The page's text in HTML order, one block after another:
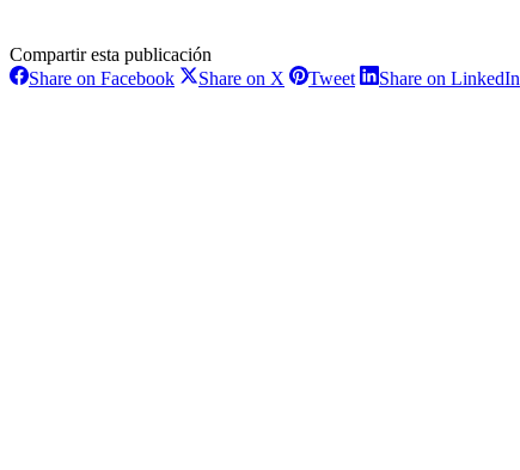
Compartir esta publicación
Share on FacebookShareShare on X ShareTweetShareShare on LinkedIn